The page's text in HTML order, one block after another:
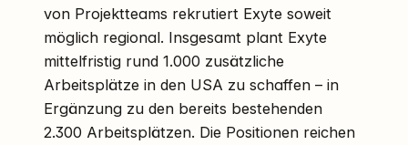
von Projektteams rekrutiert Exyte soweit
möglich regional. Insgesamt plant Exyte
mittelfristig rund 1.000 zusätzliche
Arbeitsplätze in den USA zu schaffen – in
Ergänzung zu den bereits bestehenden
2.300 Arbeitsplätzen. Die Positionen reichen